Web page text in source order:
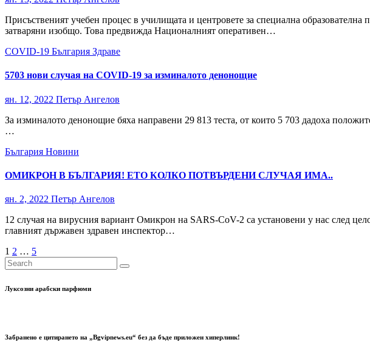
Присъственият учебен процес в училищата и центровете за специална
затваряни изобщо. Това предвижда Националният оперативен…
COVID-19 България Здраве
5703 нови случая на COVID-19 за изминалото денонощие
ян. 12, 2022 Петър Ангелов
За изминалото денонощие бяха направени 29 813 теста, от които 5 703 дадоха
…
България Новини
ОМИКРОН В БЪЛГАРИЯ! ЕТО КОЛКО ПОТВЪРДЕНИ СЛУЧАЯ ИМА..
ян. 2, 2022 Петър Ангелов
12 случая на вирусния вариант Омикрон на SARS-CoV-2 са установени у нас след
главният държавен здравен инспектор…
Разделяне
на
публикациите
1 2 … 5
Луксозни арабски парфюми
Забранено е цитирането на „Bgvipnews.eu“ без да бъде приложен хиперлинк!